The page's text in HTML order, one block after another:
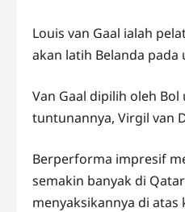
Louis van Gaal ialah
akan latih Belanda pada
Van Gaal dipilih oleh
tuntunannya, Virgil van
Berperforma impresif
semakin banyak di
menyaksikannya di atas